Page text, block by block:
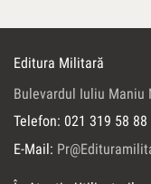
Editura Militară
Bulevardul Iuliu Maniu
Telefon: 021 319 58 88
E-Mail: